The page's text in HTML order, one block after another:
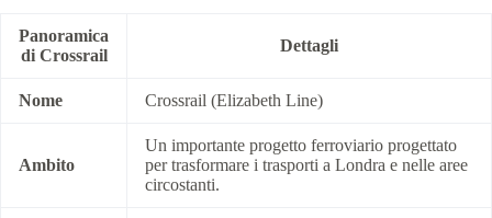
Panoramica
di Crossrail
Dettagli
Nome Crossrail (Elizabeth Line)
Ambito
Un importante progetto ferroviario progettato
per trasformare i trasporti a Londra e nelle aree
circostanti.